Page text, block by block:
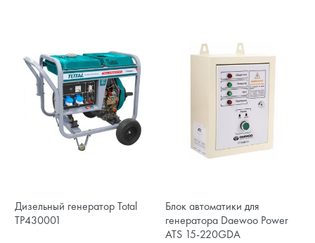
Дизельный генератор Total
TP430001
Блок автоматики для
генератора Daewoo Power
ATS 15-220GDA